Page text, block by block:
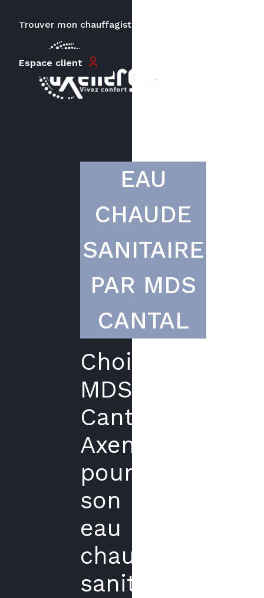
Trouver mon chauffagiste
Espace client
EAU
CHAUDE
SANITAIRE
PAR MDS
CANTAL
Choisir
MDS
Cantal
Axenergie
pour
son
eau
chaude
sanitaire